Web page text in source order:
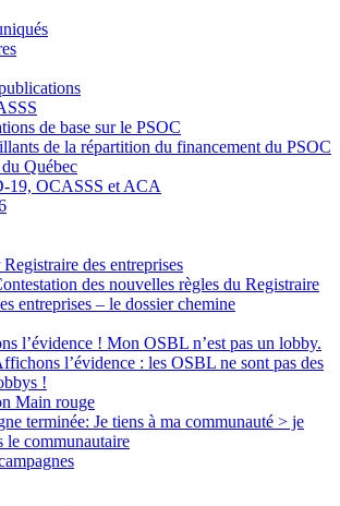
de base sur le PSOC
de la répartition du financement du PSOC
Québec
19, OCASSS et ACA
des entreprises
des nouvelles règles du Registraire
entreprises – le dossier chemine
l’évidence ! Mon OSBL n’est pas un lobby.
l’évidence : les OSBL ne sont pas des
!
Main rouge
terminée: Je tiens à ma communauté > je
le communautaire